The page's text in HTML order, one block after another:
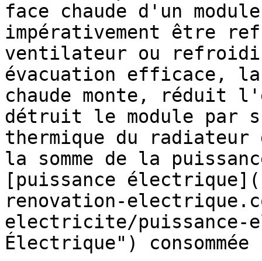
face chaude d'un
impérativement être
ventilateur ou
évacuation efficace,
chaude monte, réduit
détruit le module par
thermique du radiateur
la somme de la
[puissance
renovation-
electricite/puissance-
Électrique")